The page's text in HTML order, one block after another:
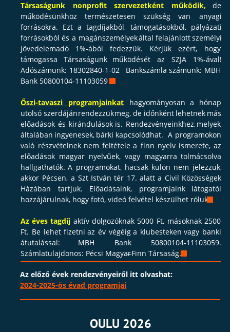
Társaságunk nonprofit szervezetként működik,
de
működésünkhöz
természetesen szükség van
anyagi
forrásokra. Ezt a tagdíjakból, támogatásokból, pályázati
forrásokból és a magánszemélyekáltal felajánlottszemélyi
jövedelemadó
1%-ából fedezzük. Kérjük ezért,
hogy
támogassa
Társaságunk működését az SZJA
1%-ával!
Adószámunk: 18302840-1-02 Bankszámla számunk: MBH
Bank 50800104-11103059
Őszi-tavaszi programjainkat hagyományosan a
hónap
utolsó szerdájánrendezzükmeg, de időnként lehetnek más
előadások és kirándulások is. Rendezvényeinkhez,melyek
általában ingyenesek, bárki kapcsolódhat. A programokon
való részvételnek nem feltétele a finn nyelv ismerete, az
előadások magyar nyelvűek, vagy magyarra tolmácsolva
hallgathatók. A programokat, hacsak külön nem jelezzük,
akkor Pécsen, a Szt István tér 17. alatt a Civil Közösségek
Házában
tartjuk. Előadásaink, programjaink
látogatói
hozzájárulnak, hogy fotó, videó felvétel készülhet róluk.

Az éves tagdíj aktív dolgozóknak 5000 Ft, másoknak 2500
Ft. Be lehet fizetni az év végéig a klubesteken vagy banki
átutalással:
MBH Bank
50800104-11103059.
Számlatulajdonos: Pécsi Magyar
‒Finn Társaság.
Az előző évek rendezvényeiről itt olvashat:
2024-2025-ös évad programjai
OULU 2026